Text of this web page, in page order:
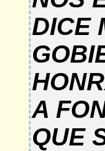
DICE
A
QUE